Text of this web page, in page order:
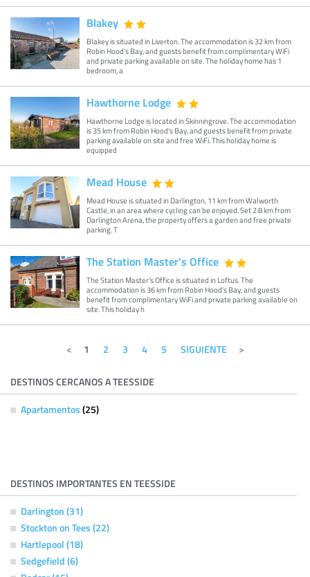
Blakey
Blakey is situated in Liverton. The accommodation is 32 km from
Robin Hood's Bay, and guests benefit from complimentary WiFi
and private parking available on site. The holiday home has 1
bedroom, a
Hawthorne Lodge
Hawthorne Lodge is located in Skinningrove. The accommodation
is 35 km from Robin Hood's Bay, and guests benefit from private
parking available on site and free WiFi. This holiday home is
equipped
Mead House
Mead House is situated in Darlington, 11 km from Walworth
Castle, in an area where cycling can be enjoyed. Set 2.8 km from
Darlington Arena, the property offers a garden and free private
parking. T
The Station Master's Office
The Station Master's Office is situated in Loftus. The
accommodation is 36 km from Robin Hood's Bay, and guests
benefit from complimentary WiFi and private parking available on
site. This holiday h
1 2 3 4 5 SIGUIENTE
DESTINOS CERCANOS A TEESSIDE
Apartamentos (25)
DESTINOS IMPORTANTES EN TEESSIDE
Darlington (31)
Stockton on Tees (22)
Hartlepool (18)
Sedgefield (6)